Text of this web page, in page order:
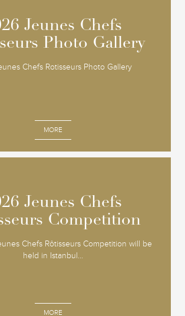
Jeunes Chefs
Photo Gallery
Chefs Rotisseurs Photo Gallery
MORE
Jeunes Chefs
Photo Gallery
Jeunes Chefs
Competition
Chefs Rôtisseurs Competition will be
held in Istanbul...
MORE
Jeunes Chefs
Competition